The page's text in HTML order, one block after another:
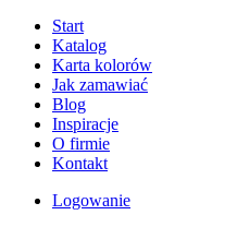
Start
Katalog
Karta kolorów
Jak zamawiać
Blog
Inspiracje
O firmie
Kontakt
Logowanie